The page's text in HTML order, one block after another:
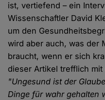
ist, vertiefend – ein
Wissenschaftler David
um den
wird aber auch, was der
braucht, wenn er sich
dieser Artikel trefflich
"Ungesund ist der
Dinge für wahr gehalten